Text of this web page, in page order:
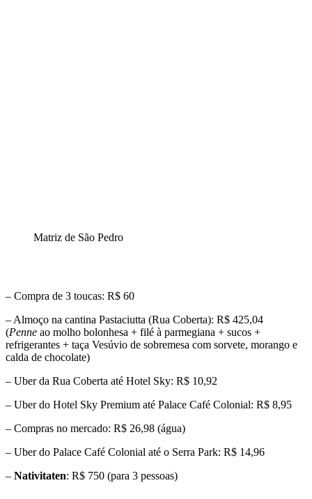
Matriz de São Pedro
– Compra de 3 toucas: R$ 60
– Almoço na cantina Pastaciutta (Rua Coberta): R$ 425,04
(Penne ao molho bolonhesa + filé à parmegiana + sucos +
refrigerantes + taça Vesúvio de sobremesa com sorvete, morango e
calda de chocolate)
– Uber da Rua Coberta até Hotel Sky: R$ 10,92
– Uber do Hotel Sky Premium até Palace Café Colonial: R$ 8,95
– Compras no mercado: R$ 26,98 (água)
– Uber do Palace Café Colonial até o Serra Park: R$ 14,96
– Nativitaten: R$ 750 (para 3 pessoas)